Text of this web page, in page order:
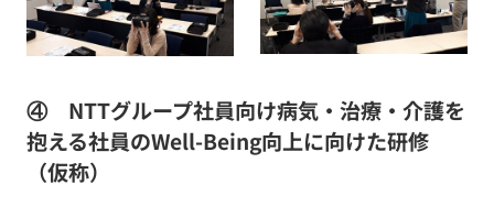
④ NTTグループ社員向け病気・治療・介護を
抱える社員のWell-Being向上に向けた研修
（仮称）